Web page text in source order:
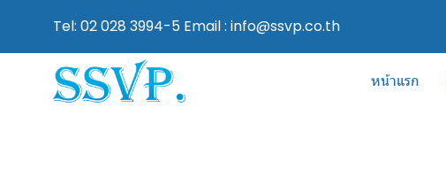
Tel: 02 028 3994-5 Email : info@ssvp.co.th
หน้าแรก